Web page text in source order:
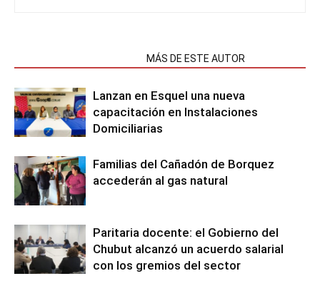
MÁS DE ESTE AUTOR
Lanzan en Esquel una nueva
capacitación en Instalaciones
Domiciliarias
Familias del Cañadón de Borquez
accederán al gas natural
Paritaria docente: el Gobierno del
Chubut alcanzó un acuerdo salarial
con los gremios del sector